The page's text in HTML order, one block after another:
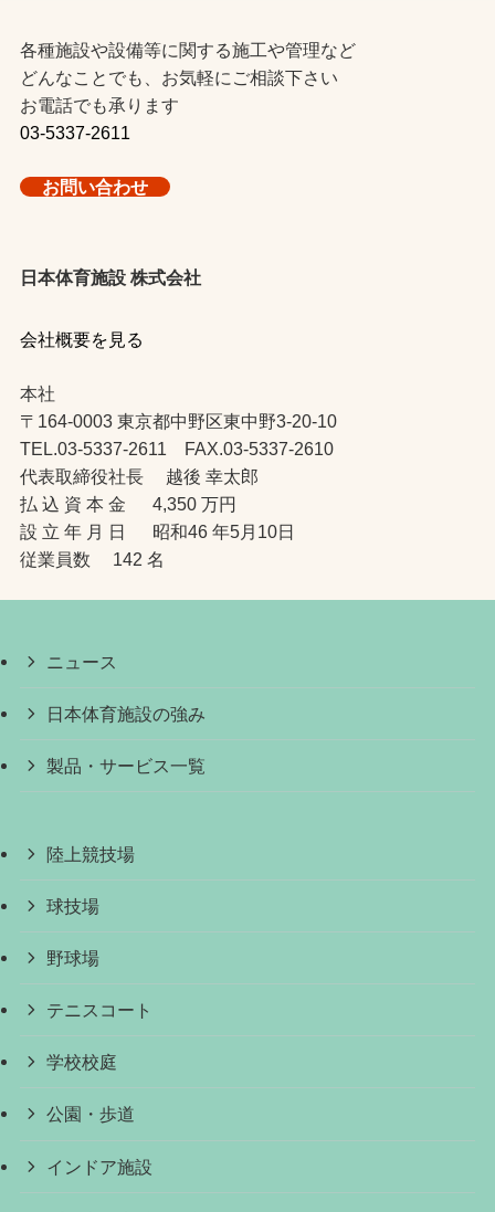
各種施設や設備等に関する施工や管理など
どんなことでも、お気軽にご相談下さい
お電話でも承ります
03-5337-2611
お問い合わせ
日本体育施設 株式会社
会社概要を見る
本社
〒164-0003 東京都中野区東中野3-20-10
TEL.03-5337-2611 FAX.03-5337-2610
代表取締役社長 越後 幸太郎
払 込 資 本 金 4,350 万円
設 立 年 月 日 昭和46 年5月10日
従業員数 142 名
ニュース
日本体育施設の強み
製品・サービス一覧
陸上競技場
球技場
野球場
テニスコート
学校校庭
公園・歩道
インドア施設